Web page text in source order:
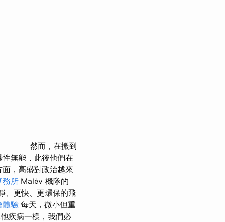
然而，在搬到
無能，此後他們在
面，高盛對政治越來
務所 Malév 機隊的
、更快、更環保的飛
體驗 每天，微小但重
疾病一樣，我們必